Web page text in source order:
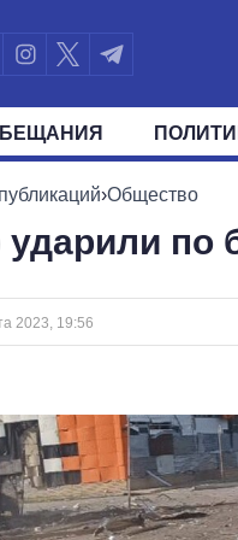
ПОЛИТИКИ ПРЕЗИДЕНТ И
›Общество
по
2023, 19:56